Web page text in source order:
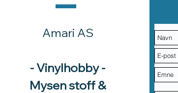
Amari AS
- Vinylhobby -
Mysen stoff &